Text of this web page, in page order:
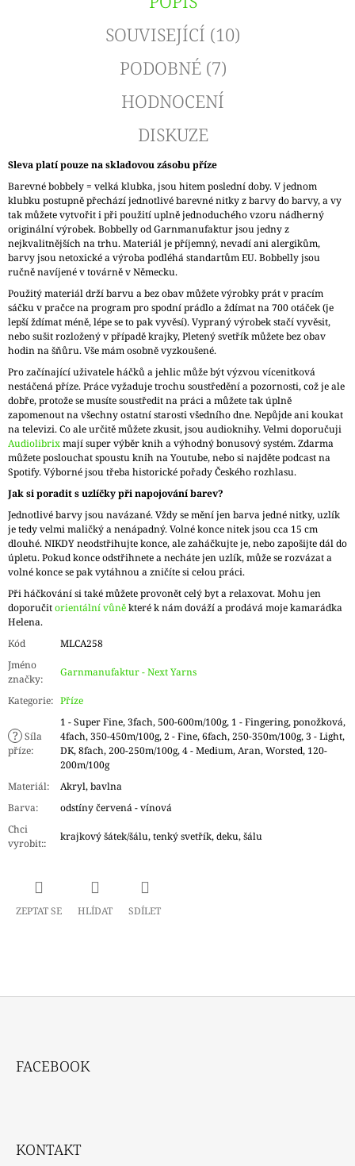
SOUVISEJÍCÍ (10)
PODOBNÉ (7)
HODNOCENÍ
DISKUZE
Sleva platí pouze na skladovou zásobu příze
Barevné bobbely = velká klubka, jsou hitem poslední doby. V jednom
klubku postupně přechází jednotlivé barevné nitky z barvy do barvy, a vy
tak můžete vytvořit i při použití uplně jednoduchého vzoru nádherný
originální výrobek. Bobbelly od Garnmanufaktur jsou jedny z
nejkvalitnějších na trhu. Materiál je příjemný, nevadí ani alergikům,
barvy jsou netoxické a výroba podléhá standartům EU. Bobbelly jsou
ručně navíjené v továrně v Německu.
Použitý materiál drží barvu a bez obav můžete výrobky prát v pracím
sáčku v pračce na program pro spodní prádlo a ždímat na 700 otáček (je
lepší ždímat méně, lépe se to pak vyvěsí). Vypraný výrobek stačí vyvěsit,
nebo sušit rozložený v případě krajky, Pletený svetřík můžete bez obav
hodin na šňůru. Vše mám osobně vyzkoušené.
Pro začínající uživatele háčků a jehlic může být výzvou vícenitková
nestáčená příze. Práce vyžaduje trochu soustředění a pozornosti, což je ale
dobře, protože se musíte soustředit na práci a můžete tak úplně
zapomenout na všechny ostatní starosti všedního dne. Nepůjde ani koukat
na televizi. Co ale určitě můžete zkusit, jsou audioknihy. Velmi doporučuji
Audiolibrixmají super výběr knih a výhodný bonusový systém. Zdarma
můžete poslouchat spoustu knih na Youtube, nebo si najděte podcast na
Spotify. Výborné jsou třeba historické pořady Českého rozhlasu.
Jak si poradit s uzlíčky při napojování barev?
Jednotlivé barvy jsou navázané. Vždy se mění jen barva jedné nitky, uzlík
je tedy velmi maličký a nenápadný. Volné konce nitek jsou cca 15 cm
dlouhé. NIKDY neodstřihujte konce, ale zaháčkujte je, nebo zapošijte dál do
úpletu. Pokud konce odstřihnete a necháte jen uzlík, může se rozvázat a
volné konce se pak vytáhnou a zničíte si celou práci.
Při háčkování si také můžete provonět celý byt a relaxovat. Mohu jen
doporučitorientální vůněkteré k nám dováží a prodává moje kamarádka
Helena.
Kód
MLCA258
Jméno
značky:
Garnmanufaktur - Next Yarns
Kategorie: Příze
? Síla
příze:
1 - Super Fine, 3fach, 500-600m/100g, 1 - Fingering, ponožková,
4fach, 350-450m/100g, 2 - Fine, 6fach, 250-350m/100g, 3 - Light,
DK, 8fach, 200-250m/100g, 4 - Medium, Aran, Worsted, 120-
200m/100g
Materiál:
Akryl, bavlna
Barva:
odstíny červená - vínová
Chci
vyrobit::
krajkový šátek/šálu, tenký svetřík, deku, šálu
ZEPTAT SE HLÍDAT SDÍLET
FACEBOOK
KONTAKT